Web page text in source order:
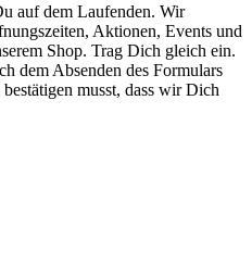
auf dem Laufenden. Wir
Aktionen, Events und
Shop. Trag Dich gleich ein.
dem Absenden des Formulars
musst, dass wir Dich